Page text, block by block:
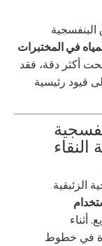
في المختبرات
أكثر دقة، فقد
قيود رئيسية
الزئبقية
أثناء
في خطوط